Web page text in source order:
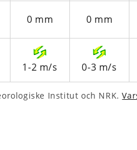
0 mm 0 mm
1-2 m/s 0-3 m/s
Institut och NRK.